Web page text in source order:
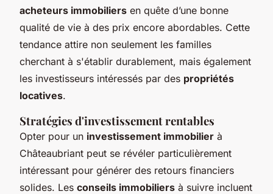
acheteurs immobiliers en quête d’une bonne
qualité de vie à des prix encore abordables. Cette
tendance attire non seulement les familles
cherchant à s'établir durablement, mais également
les investisseurs intéressés par des propriétés
locatives.
Stratégies d'investissement rentables
Opter pour un investissement immobilier à
Châteaubriant peut se révéler particulièrement
intéressant pour générer des retours financiers
solides. Les conseils immobiliers à suivre incluent